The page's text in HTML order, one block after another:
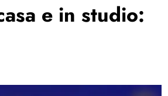
e in studio: